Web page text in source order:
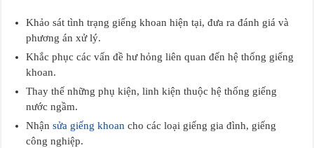
Khảo sát tình trạng giếng khoan hiện tại, đưa ra đánh giá và
phương án xử lý.
Khắc phục các vấn đề hư hỏng liên quan đến hệ thống giếng
khoan.
Thay thế những phụ kiện, linh kiện thuộc hệ thống giếng
nước ngầm.
Nhậnsửa giếng khoan cho các loại giếng gia đình, giếng
công nghiệp.